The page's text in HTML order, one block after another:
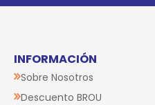
INFORMACIÓN
Sobre Nosotros
Descuento BROU